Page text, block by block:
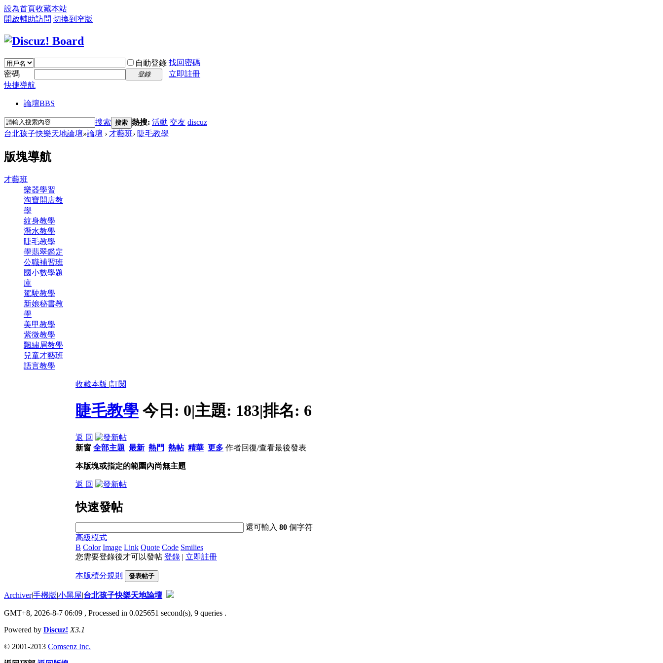
設為首頁收藏本站
開啟輔助訪問 切換到窄版
自動登錄 找回密碼
密碼
登錄
立即註冊
快捷導航
論壇BBS
搜索 搜索 熱搜: 活動 交友 discuz
台北孩子快樂天地論壇»論壇 › 才藝班› 睫毛教學
版塊導航
才藝班
樂器學習
淘寶開店教
學
紋身教學
潛水教學
睫毛教學
學翡翠鑑定
公職補習班
國小數學題
庫
駕駛教學
新娘秘書教
學
美甲教學
紫微教學
飄繡眉教學
兒童才藝班
語言教學
收藏本版 |訂閱
睫毛教學 今日: 0|主題: 183|排名: 6
返 回
新窗 全部主題 最新 熱門 熱帖 精華 更多 作者回復/查看最後發表
本版塊或指定的範圍內尚無主題
返 回
快速發帖
還可輸入80 個字符
高級模式
B Color Image Link Quote Code Smilies
您需要登錄後才可以發帖 登錄 | 立即註冊
本版積分規則 發表帖子
Archiver|手機版|小黑屋|台北孩子快樂天地論壇
GMT+8, 2026-8-7 06:09 , Processed in 0.025651 second(s), 9 queries .
Powered by Discuz! X3.1
© 2001-2013 Comsenz Inc.